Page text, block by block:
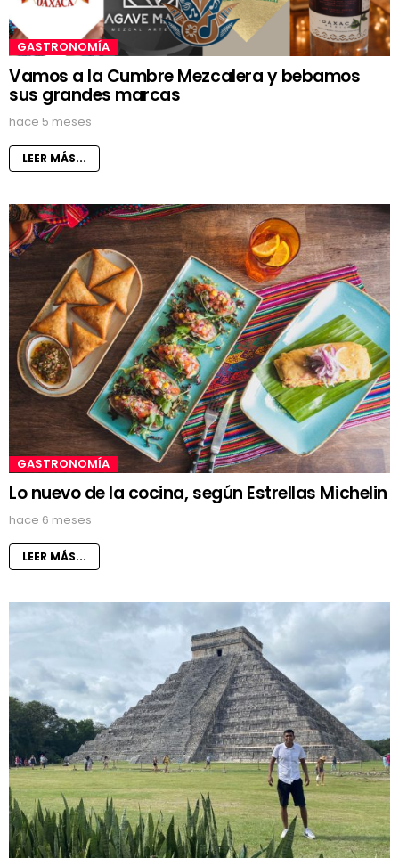
GASTRONOMÍA
Vamos a la Cumbre Mezcalera y bebamos
sus grandes marcas
hace 5 meses
LEER MÁS...
GASTRONOMÍA
Lo nuevo de la cocina, según Estrellas Michelin
hace 6 meses
LEER MÁS...